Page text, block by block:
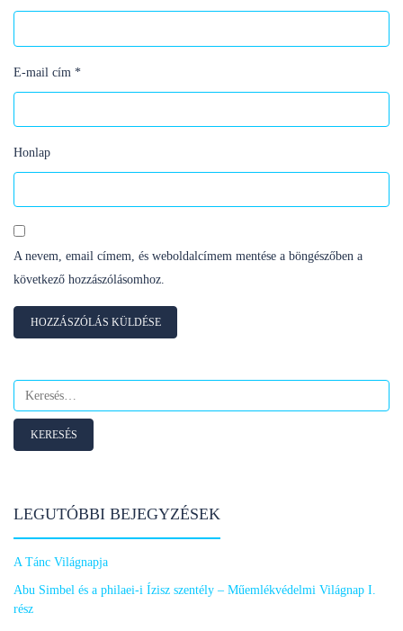
E-mail cím *
Honlap
A nevem, email címem, és weboldalcímem mentése a böngészőben a
következő hozzászólásomhoz.
Keresés:
LEGUTÓBBI BEJEGYZÉSEK
A Tánc Világnapja
Abu Simbel és a philaei-i Ízisz szentély – Műemlékvédelmi Világnap I.
rész